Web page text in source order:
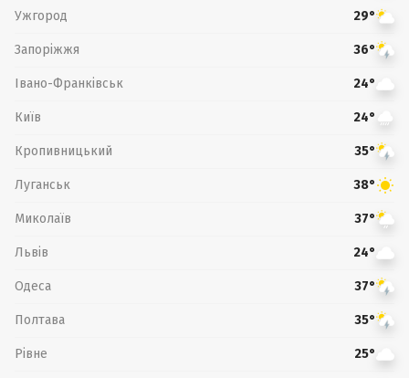
Ужгород 29°
Запоріжжя 36°
Івано-Франківськ 24°
Київ 24°
Кропивницький 35°
Луганськ 38°
Миколаїв 37°
Львів 24°
Одеса 37°
Полтава 35°
Рівне 25°